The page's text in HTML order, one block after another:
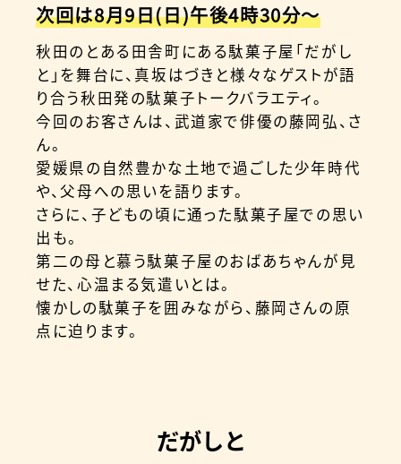
次回は8月9日(日)午後4時30分〜
秋田のとある田舎町にある駄菓子屋「だがし
と」を舞台に、真坂はづきと様々なゲストが語
り合う秋田発の駄菓子トークバラエティ。
今回のお客さんは、武道家で俳優の藤岡弘、さ
ん。
愛媛県の自然豊かな土地で過ごした少年時代
や、父母への思いを語ります。
さらに、子どもの頃に通った駄菓子屋での思い
出も。
第二の母と慕う駄菓子屋のおばあちゃんが見
せた、心温まる気遣いとは。
懐かしの駄菓子を囲みながら、藤岡さんの原
点に迫ります。
だがしと